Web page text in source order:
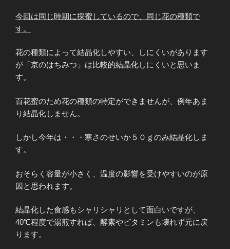
今回は同じ時期に採蜜しているので、同じ花の種類で
す。
花の種類によって結晶化しやすい、しにくいがあります
が「京のはちみつ」は比較的結晶化しにくいと思いま
す。
百花蜜のため花の種類の特定ができませんが、例年あま
り結晶化しません。
しかし今年は・・・寒さのせいか５０ｇのみ結晶化しま
す。
おそらく容量が小さく、温度の影響を受けやすいのが原
因と思われます。
結晶化した食感もシャリシャリとして面白いですが、
40℃程度で湯煎すれば、酵素やビタミンも壊れず元に戻
ります。